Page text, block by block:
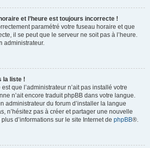
et l’heure est toujours incorrecte !
paramétré votre fuseau horaire et que
il se peut que le serveur ne soit pas à l’heure.
administrateur.
la liste !
que l’administrateur n’ait pas installé votre
n’ait encore traduit phpBB dans votre langue.
administrateur du forum d’installer la langue
n’hésitez pas à créer et partager une nouvelle
d’informations sur le site Internet de phpBB®.